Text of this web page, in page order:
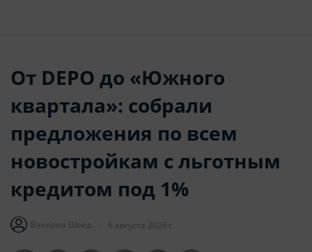
От DEPO до «Южного
квартала»: собрали
предложения по всем
новостройкам с льготным
кредитом под 1%
Валерия Швед 6 августа 2026 г.